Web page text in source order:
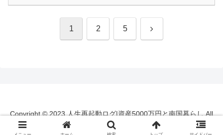
1 2 5 次
Copyright © 2023 人生再起動ログ|資産5000万円と南国暮らし All
Rights Reserved.